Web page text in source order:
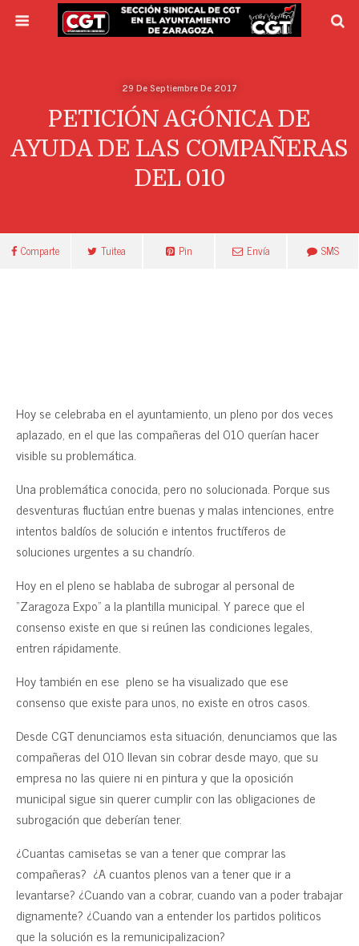
29 De Septiembre De 2017
PETICIÓN AGÓNICA DE
AYUDA DE LAS COMPAÑERAS
DEL 010
Comparte Tuitea Pin Envía SMS
Hoy se celebraba en el ayuntamiento, un pleno por dos veces
aplazado, en el que las compañeras del 010 querían hacer
visible su problemática.
Una problemática conocida, pero no solucionada. Porque sus
desventuras fluctúan entre buenas y malas intenciones, entre
intentos baldíos de solución e intentos fructíferos de
soluciones urgentes a su chandrío.
Hoy en el pleno se hablaba de subrogar al personal de
“Zaragoza Expo” a la plantilla municipal. Y parece que el
consenso existe en que si reúnen las condiciones legales,
entren rápidamente.
Hoy también en ese pleno se ha visualizado que ese
consenso que existe para unos, no existe en otros casos.
Desde CGT denunciamos esta situación, denunciamos que las
compañeras del 010 llevan sin cobrar desde mayo, que su
empresa no las quiere ni en pintura y que la oposición
municipal sigue sin querer cumplir con las obligaciones de
subrogación que deberían tener.
¿Cuantas camisetas se van a tener que comprar las
compañeras? ¿A cuantos plenos van a tener que ir a
levantarse? ¿Cuando van a cobrar, cuando van a poder trabajar
dignamente? ¿Cuando van a entender los partidos politicos
que la solución es la remunicipalizacion?